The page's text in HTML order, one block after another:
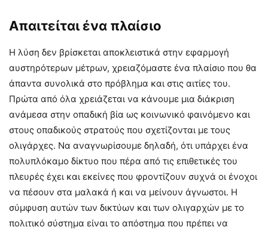
Απαιτείται ένα πλαίσιο
Η λύση δεν βρίσκεται αποκλειστικά στην εφαρμογή
αυστηρότερων μέτρων, χρειαζόμαστε ένα πλαίσιο που θα
άπαντα συνολικά στο πρόβλημα και στις αιτίες του.
Πρώτα από όλα χρειάζεται να κάνουμε μια διάκριση
ανάμεσα στην οπαδική βία ως κοινωνικό φαινόμενο και
στους οπαδικούς στρατούς που σχετίζονται με τους
ολιγάρχες. Να αναγνωρίσουμε δηλαδή, ότι υπάρχει ένα
πολυπλόκαμο δίκτυο που πέρα από τις επιθετικές του
πλευρές έχει και εκείνες που φροντίζουν συχνά οι ένοχοι
να πέσουν στα μαλακά ή και να μείνουν άγνωστοι. Η
σύμφυση αυτών των δικτύων και των ολιγαρχών με το
πολιτικό σύστημα είναι το απόστημα που πρέπει να